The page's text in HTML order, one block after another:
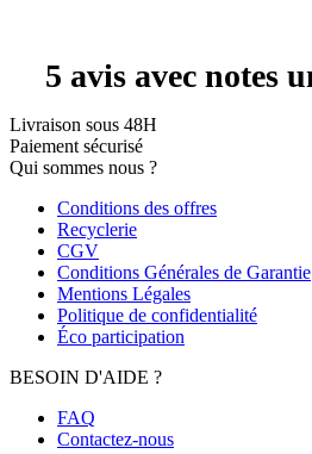
Livraison sous 48H
Paiement sécurisé
Qui sommes nous ?
Conditions des offres
Recyclerie
CGV
Conditions Générales de Garantie
Mentions Légales
Politique de confidentialité
Éco participation
BESOIN D'AIDE ?
FAQ
Contactez-nous